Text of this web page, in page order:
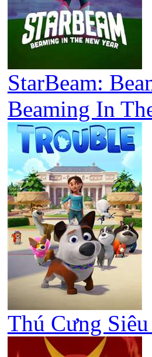
StarBeam:
Beaming In
Thú Cưng